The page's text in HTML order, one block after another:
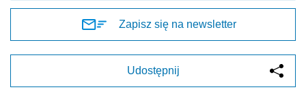
Zapisz się na newsletter
Udostępnij